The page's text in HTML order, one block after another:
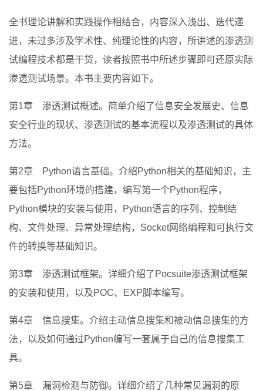
全书理论讲解和实践操作相结合，内容深入浅出、迭代递
进，未过多涉及学术性、纯理论性的内容，所讲述的渗透测
试编程技术都是干货，读者按照书中所述步骤即可还原实际
渗透测试场景。本书主要内容如下。
第1章 渗透测试概述。简单介绍了信息安全发展史、信息
安全行业的现状、渗透测试的基本流程以及渗透测试的具体
方法。
第2章 Python语言基础。介绍Python相关的基础知识，主
要包括Python环境的搭建，编写第一个Python程序，
Python模块的安装与使用，Python语言的序列、控制结
构、文件处理、异常处理结构，Socket网络编程和可执行文
件的转换等基础知识。
第3章 渗透测试框架。详细介绍了Pocsuite渗透测试框架
的安装和使用，以及POC、EXP脚本编写。
第4章 信息搜集。介绍主动信息搜集和被动信息搜集的方
法，以及如何通过Python编写一套属于自己的信息搜集工
具。
第5章 漏洞检测与防御。详细介绍了几种常见漏洞的原